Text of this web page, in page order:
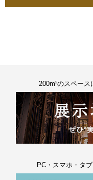
200m²のスペース
PC・スマホ・タ